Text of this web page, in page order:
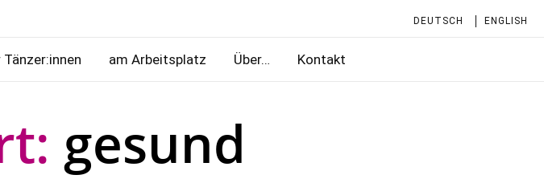
DEUTSCH ENGLISH
Tänzer:innen am Arbeitsplatz Über… Kontakt
gesund